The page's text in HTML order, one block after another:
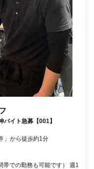
イト急募【001】
」から徒歩約1分
での勤務も可能です） 週1